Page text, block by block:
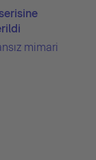
mimari